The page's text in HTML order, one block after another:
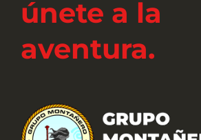
únete a la
aventura.